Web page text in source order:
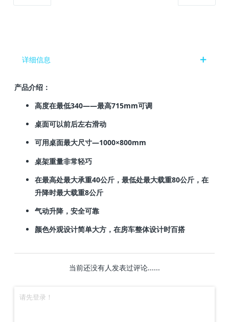
详细信息
产品介绍：
高度在最低340——最高715mm可调
桌面可以前后左右滑动
可用桌面最大尺寸—1000×800mm
桌架重量非常轻巧
在最高处最大承重40公斤，最低处最大载重80公斤，在
升降时最大载重8公斤
气动升降，安全可靠
颜色外观设计简单大方，在房车整体设计时百搭
当前还没有人发表过评论......